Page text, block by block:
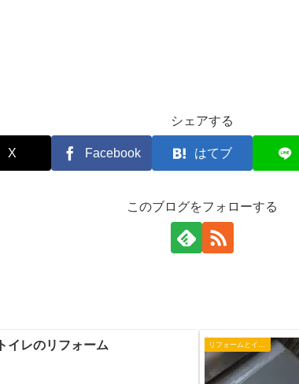
シェアする
X Facebook はてブ
このブログをフォローする
トイレのリフォーム リフォームとインテリア